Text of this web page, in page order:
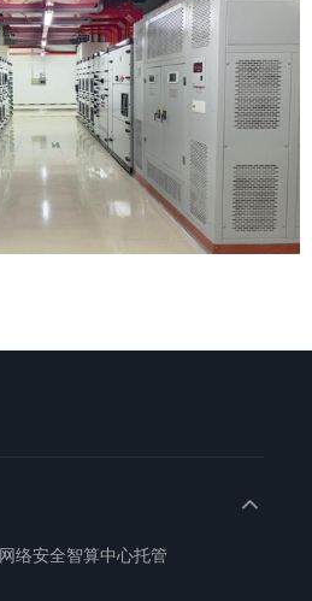
网络安全智算中心托管